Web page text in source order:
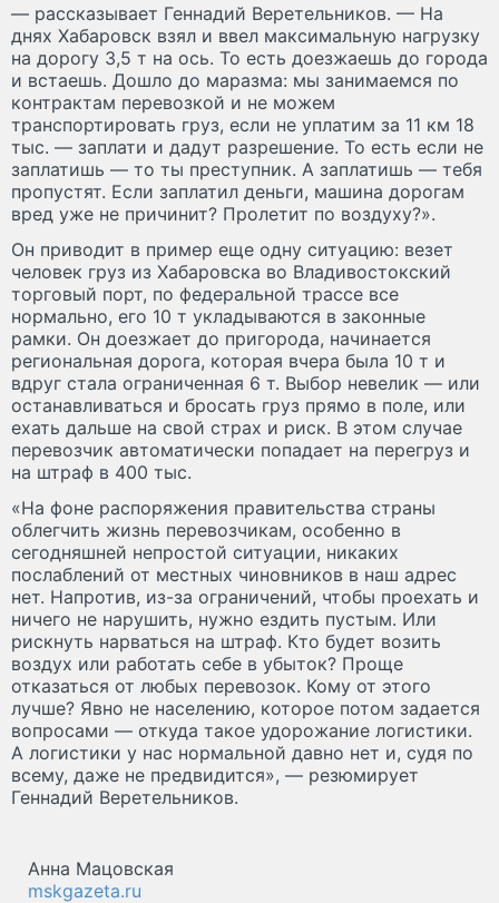
— рассказывает Геннадий Веретельников. — На
днях Хабаровск взял и ввел максимальную нагрузку
на дорогу 3,5 т на ось. То есть доезжаешь до города
и встаешь. Дошло до маразма: мы занимаемся по
контрактам перевозкой и не можем
транспортировать груз, если не уплатим за 11 км 18
тыс. — заплати и дадут разрешение. То есть если не
заплатишь — то ты преступник. А заплатишь — тебя
пропустят. Если заплатил деньги, машина дорогам
вред уже не причинит? Пролетит по воздуху?».
Он приводит в пример еще одну ситуацию: везет
человек груз из Хабаровска во Владивостокский
торговый порт, по федеральной трассе все
нормально, его 10 т укладываются в законные
рамки. Он доезжает до пригорода, начинается
региональная дорога, которая вчера была 10 т и
вдруг стала ограниченная 6 т. Выбор невелик — или
останавливаться и бросать груз прямо в поле, или
ехать дальше на свой страх и риск. В этом случае
перевозчик автоматически попадает на перегруз и
на штраф в 400 тыс.
«На фоне распоряжения правительства страны
облегчить жизнь перевозчикам, особенно в
сегодняшней непростой ситуации, никаких
послаблений от местных чиновников в наш адрес
нет. Напротив, из-за ограничений, чтобы проехать и
ничего не нарушить, нужно ездить пустым. Или
рискнуть нарваться на штраф. Кто будет возить
воздух или работать себе в убыток? Проще
отказаться от любых перевозок. Кому от этого
лучше? Явно не населению, которое потом задается
вопросами — откуда такое удорожание логистики.
А логистики у нас нормальной давно нет и, судя по
всему, даже не предвидится», — резюмирует
Геннадий Веретельников.
Анна Мацовская
mskgazeta.ru